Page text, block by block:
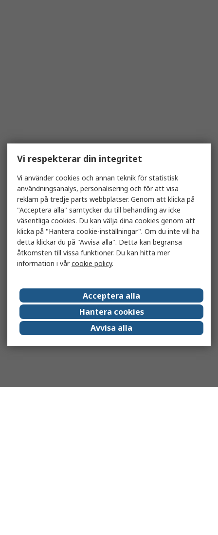
Vi respekterar din integritet
Vi använder cookies och annan teknik för statistisk
användningsanalys, personalisering och för att visa
reklam på tredje parts webbplatser. Genom att klicka på
"Acceptera alla" samtycker du till behandling av icke
väsentliga cookies. Du kan välja dina cookies genom att
klicka på "Hantera cookie-inställningar". Om du inte vill ha
detta klickar du på "Avvisa alla". Detta kan begränsa
åtkomsten till vissa funktioner. Du kan hitta mer
information i vårcookie policy.
Acceptera alla
Hantera cookies
Avvisa alla